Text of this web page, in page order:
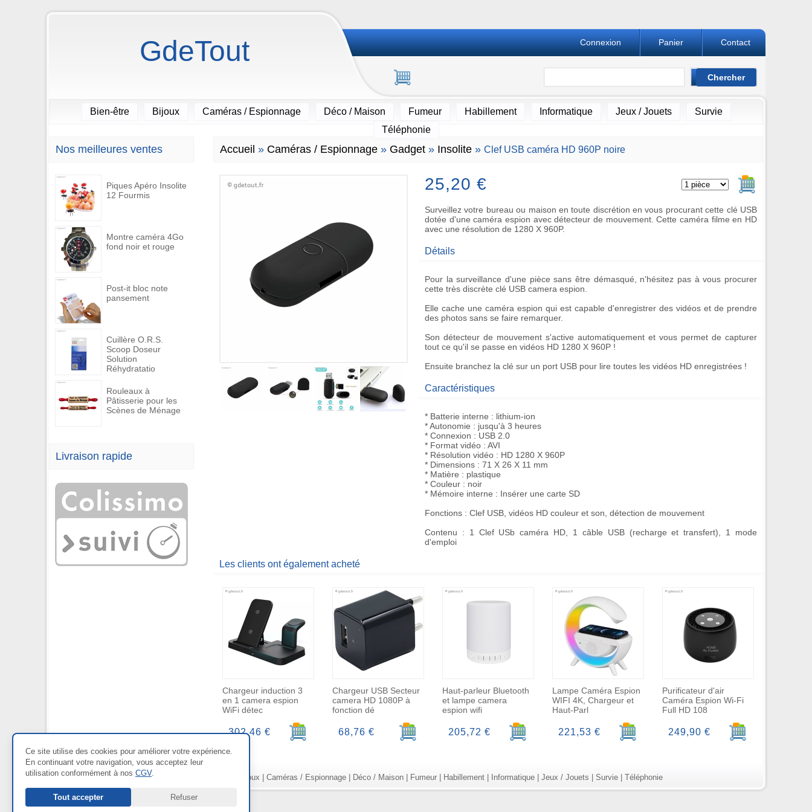
GdeTout Contact
Panier
Connexion
Bien-être Bijoux Caméras / Espionnage Déco / Maison Fumeur Habillement Informatique Jeux / Jouets
Survie
Téléphonie
Nos meilleures ventes
Piques Apéro Insolite
12 Fourmis
Montre caméra 4Go
fond noir et rouge
Post-it bloc note
pansement
Cuillère O.R.S.
Scoop Doseur
Solution
Réhydratatio
Rouleaux à
Pâtisserie pour les
Scènes de Ménage
Livraison rapide
Accueil » Caméras / Espionnage » Gadget » Insolite » Clef USB caméra HD 960P noire
25,20 €
Surveillez votre bureau ou maison en toute discrétion en vous procurant cette clé USB
dotée d'une caméra espion avec détecteur de mouvement. Cette caméra filme en HD
avec une résolution de 1280 X 960P.
Détails
Pour lasurveillance d'une pièce sans être démasqué, n'hésitez pas à vous procurer
cette très discrète clé USB camera espion
Elle cache une caméra espion qui est capable d'enregistrer des vidéos et de prendre
des photos sans se faire remarquer.
Son détecteur de mouvement s'active automatiquement et vous permet de capturer
tout ce qu'il se passe en vidéos HD 1280 X 960P !
Ensuite branchez la clé sur un port USB pour lire toutes les vidéos HD enregistrées !
Caractéristiques
* Batterie interne : lithium-ion
* Autonomie : jusqu'à 3 heures
* Connexion : USB 2.0
* Format vidéo : AVI
* Résolution vidéo : HD 1280 X 960P
* Dimensions : 71 X 26 X 11 mm
* Matière : plastique
* Couleur : noir
* Mémoire interne : Insérer une carte SD
Fonctions : Clef USB, vidéos HD couleur et son, détection de mouvement
Contenu : 1 Clef USb caméra HD, 1 câble USB (recharge et transfert), 1 mode
d'emploi
Les clients ont également acheté
Chargeur induction 3
en 1 camera espion
WiFi détec
Ajouter au panier
302,46 €
Chargeur USB Secteur
camera HD 1080P à
fonction dé
Ajouter au panier
68,76 €
Haut-parleur Bluetooth
et lampe camera
espion wifi
Ajouter au panier
205,72 €
Lampe Caméra Espion
WIFI 4K, Chargeur et
Haut-Parl
Ajouter au panier
221,53 €
Purificateur d'air
Caméra Espion Wi-Fi
Full HD 108
Ajouter au panier
249,90 €
Nos Rayons : Bijoux Caméras / Espionnage| Déco / Maison| Fumeur| Habillement| Informatique| Jeux / Jouets Survie| Téléphonie
Ce site utilise des cookies pour améliorer votre expérience.
En continuant votre navigation, vous acceptez leur
utilisation conformément à nos CGV.
Tout accepter Refuser